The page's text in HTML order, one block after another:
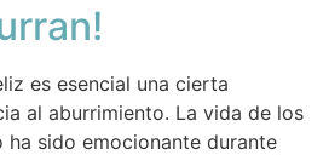
es esencial una cierta
al aburrimiento. La vida de los
ha sido emocionante durante